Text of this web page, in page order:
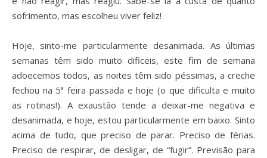
sofrimento, mas escolheu viver feliz!
Hoje, sinto-me particularmente desanimada. As últimas
semanas têm sido muito dificeis, este fim de semana
adoecemos todos, as noites têm sido péssimas, a creche
fechou na 5ª feira passada e hoje (o que dificulta e muito
as rotinas!). A exaustão tende a deixar-me negativa e
desanimada, e hoje, estou particularmente em baixo. Sinto
acima de tudo, que preciso de parar. Preciso de férias.
Preciso de respirar, de desligar, de “fugir”. Previsão para